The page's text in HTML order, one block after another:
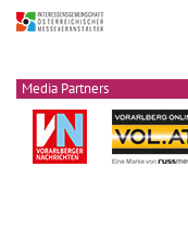
Media Partners